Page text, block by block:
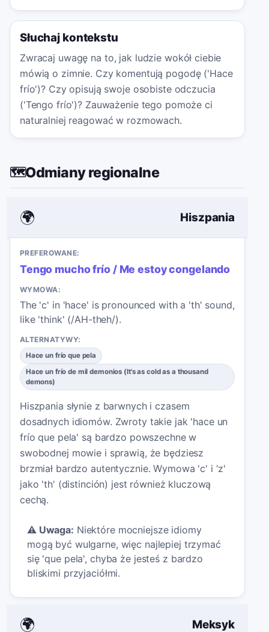
Słuchaj kontekstu
Zwracaj uwagę na to, jak ludzie wokół ciebie
mówią o zimnie. Czy komentują pogodę ('Hace
frío')? Czy opisują swoje osobiste odczucia
('Tengo frío')? Zauważenie tego pomoże ci
naturalniej reagować w rozmowach.
🗺️Odmiany regionalne
🌍 Hiszpania
PREFEROWANE:
Tengo mucho frío / Me estoy congelando
WYMOWA:
The 'c' in 'hace' is pronounced with a 'th' sound,
like 'think' (/AH-theh/).
ALTERNATYWY:
Hace un frío que pela
Hace un frío de mil demonios (It's as cold as a thousand
demons)
Hiszpania słynie z barwnych i czasem
dosadnych idiomów. Zwroty takie jak 'hace un
frío que pela' są bardzo powszechne w
swobodnej mowie i sprawią, że będziesz
brzmiał bardzo autentycznie. Wymowa 'c' i 'z'
jako 'th' (distinción) jest również kluczową
cechą.
⚠️ Uwaga: Niektóre mocniejsze idiomy
mogą być wulgarne, więc najlepiej trzymać
się 'que pela', chyba że jesteś z bardzo
bliskimi przyjaciółmi.
🌍 Meksyk